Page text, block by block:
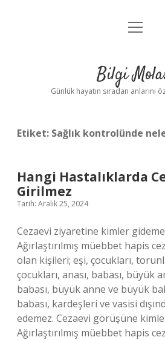
Anasayfa
Yasal Uyarı
menüyü
Bilgi
Günlük hayatın sıradan anlarını
Etiket: Sağlık kontrolünde
Hangi Hastalıklarda
Girilmez
Tarih: Aralık 25, 2024
Cezaevi ziyaretine kimler
Ağırlaştırılmış müebbet hapis
olan kişileri; eşi, çocukları,
çocukları, anası, babası, büyük
babası, büyük anne ve büyük
babası, kardeşleri ve vasisi
edemez. Cezaevi görüşüne
Ağırlaştırılmış müebbet hapis